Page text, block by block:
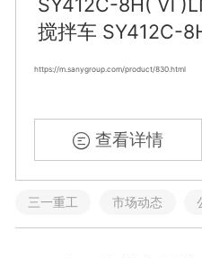
搅拌车 SY412C-
https://m.sanygroup.com/product/830.html
查看详情
三一重工 市场动态